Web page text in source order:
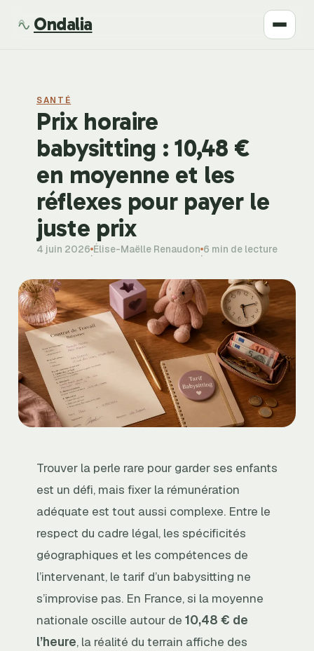
Ondalia
Beauté
Développement
Bien-être
SANTÉ
Prix horaire
babysitting : 10,48 €
en moyenne et les
réflexes pour payer le
juste prix
4 juin 2026·Élise-Maëlle Renaudon·6 min de lecture
Trouver la perle rare pour garder ses enfants
est un défi, mais fixer la rémunération
adéquate est tout aussi complexe. Entre le
respect du cadre légal, les spécificités
géographiques et les compétences de
l’intervenant, le tarif d’un babysitting ne
s’improvise pas. En France, si la moyenne
nationale oscille autour de 10,48 € de
l’heure, la réalité du terrain affiche des